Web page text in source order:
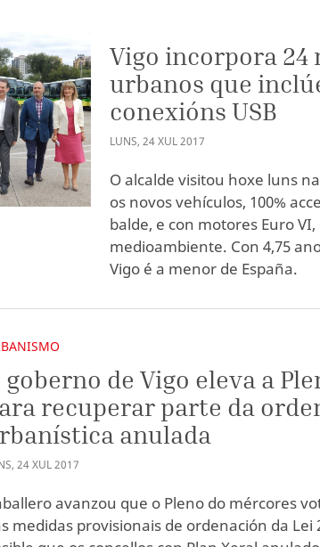
Vigo incorpora 24
urbanos que
conexións USB
LUNS,24XUL2017
O alcalde visitou hoxe luns
os novos vehículos, 100%
balde, e con motores Euro
medioambiente. Con 4,75
Vigo é a menor de España.
goberno de Vigo eleva a
recuperar parte da
anulada
,24XUL2017
avanzou que o Pleno do mércores
medidas provisionais de ordenación da Lei